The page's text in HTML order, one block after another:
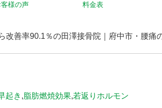
客様の声 料金表
改善率90.1％の田澤接骨院｜府中市・腰痛
起き , 脂肪燃焼効果,若返りホルモン